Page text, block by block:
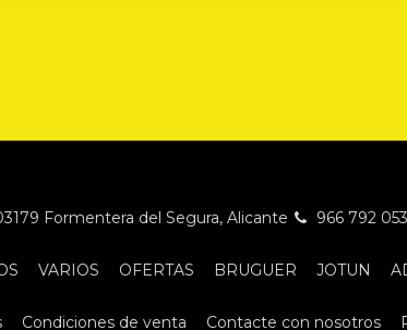
Formentera del Segura, Alicante 966 792 053
VARIOS OFERTAS BRUGUER JOTUN
Condiciones de venta Contacte con nosotros